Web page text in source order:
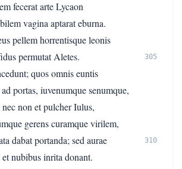
fecerat arte Lycaon
vagina aptarat eburna.
pellem horrentisque leonis
permutat Aletes.
305
quos omnis euntis
portas, iuvenumque senumque,
non et pulcher Iulus,
gerens curamque virilem,
dabat portanda; sed aurae
310
nubibus inrita donant.